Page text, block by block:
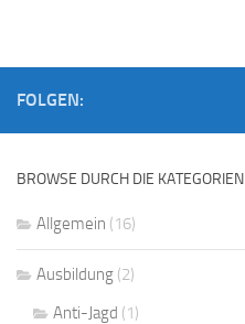
FOLGEN:
BROWSE DURCH DIE KATEGORIEN
Allgemein (16)
Ausbildung (2)
Anti-Jagd (1)